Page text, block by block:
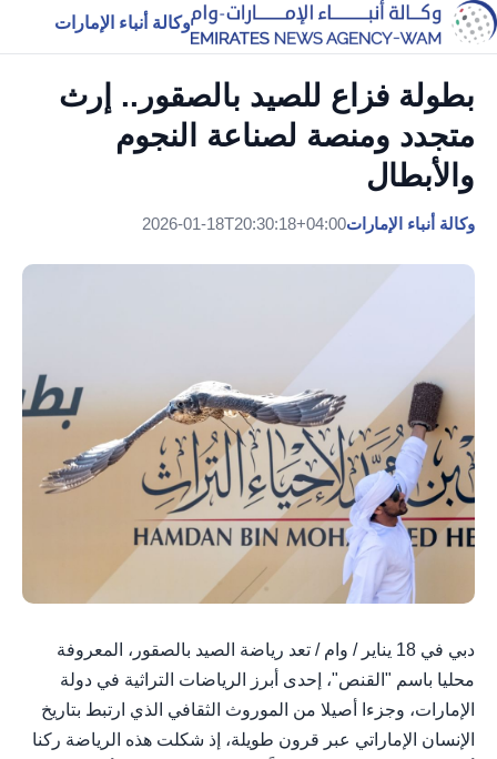
وكالة أنباء الإمارات
بطولة فزاع للصيد بالصقور.. إرث
متجدد ومنصة لصناعة النجوم
والأبطال
وكالة أنباء الإمارات2026-01-18T20:30:18+04:00
دبي في 18 يناير / وام / تعد رياضة الصيد بالصقور، المعروفة
محليا باسم "القنص"، إحدى أبرز الرياضات التراثية في دولة
الإمارات، وجزءا أصيلا من الموروث الثقافي الذي ارتبط بتاريخ
الإنسان الإماراتي عبر قرون طويلة، إذ شكلت هذه الرياضة ركنا